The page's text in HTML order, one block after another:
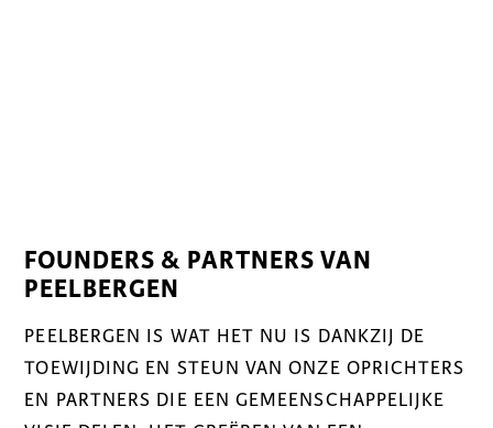
FOUNDERS & PARTNERS VAN
PEELBERGEN
PEELBERGEN IS WAT HET NU IS DANKZIJ DE
TOEWIJDING EN STEUN VAN ONZE OPRICHTERS
EN PARTNERS DIE EEN GEMEENSCHAPPELIJKE